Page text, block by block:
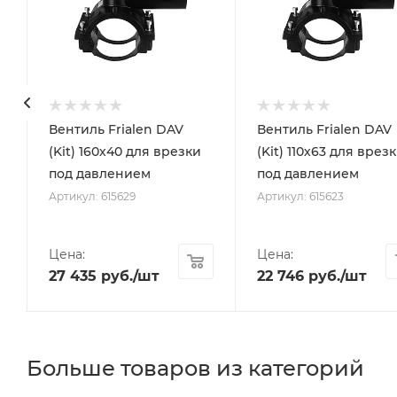
Вентиль Frialen DAV
(Kit) 160х40 для врезки
под давлением
Артикул: 615629
Цена:
27 435 руб./шт
Вентиль Frialen DAV
(Kit) 110х63 для
под давлением
Артикул: 615623
Цена:
22 746руб./шт
Больше товаров из категорий